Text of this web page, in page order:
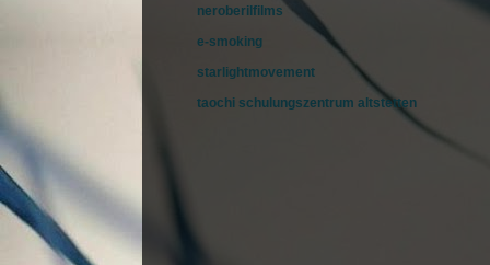
neroberilfilms
e-smoking
starlightmovement
taochi schulungszentrum altstetten